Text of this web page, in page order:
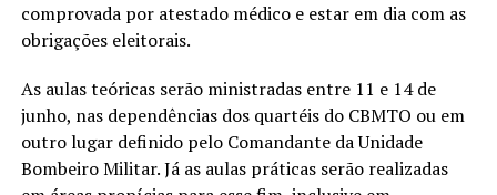
comprovada por atestado médico e estar em dia com as
obrigações eleitorais.
As aulas teóricas serão ministradas entre 11 e 14 de
junho, nas dependências dos quartéis do CBMTO ou em
outro lugar definido pelo Comandante da Unidade
Bombeiro Militar. Já as aulas práticas serão realizadas